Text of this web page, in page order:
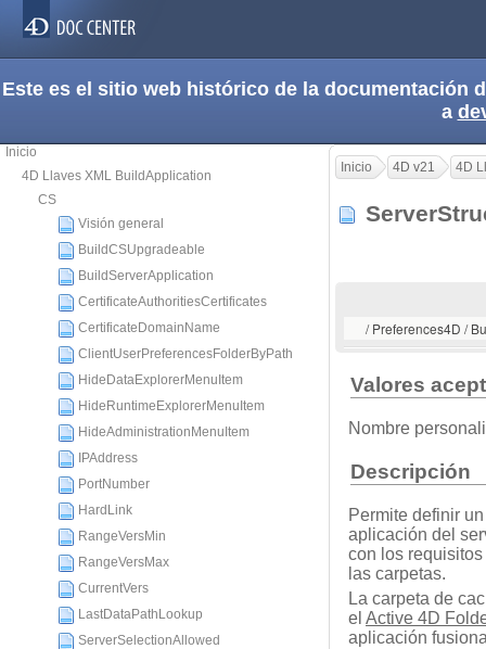
Este es el sitio web histórico de la documentación
a
Inicio
4D Llaves XML BuildApplication
CS
Visión general
BuildCSUpgradeable
BuildServerApplication
CertificateAuthoritiesCertificates
CertificateDomainName
ClientUserPreferencesFolderByPath
HideDataExplorerMenuItem
HideRuntimeExplorerMenuItem
HideAdministrationMenuItem
IPAddress
PortNumber
HardLink
RangeVersMin
RangeVersMax
CurrentVers
LastDataPathLookup
ServerSelectionAllowed
Inicio 4D v21 4D
/ Preferences4D /
Valores
Nombre
Descripción
Permite definir
aplicación del
con los
las carpetas.
La carpeta de
el Active 4D
aplicación